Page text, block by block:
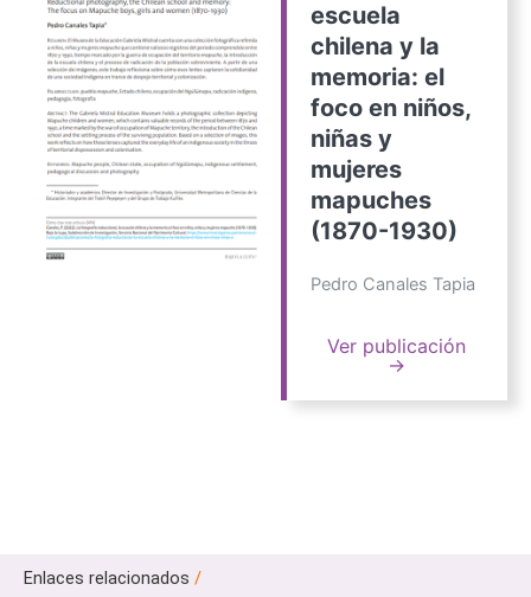
escuela
chilena y la
memoria: el
foco en niños,
niñas y
mujeres
mapuches
(1870-1930)
Pedro Canales Tapia
Ver publicación
→
Enlaces relacionados /